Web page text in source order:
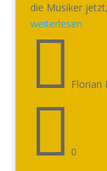
die Musiker
weiterlesen
 Florian
 0